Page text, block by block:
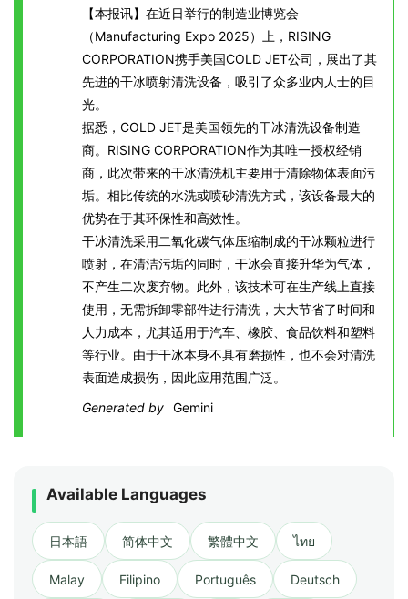
【本报讯】在近日举行的制造业博览会
（Manufacturing Expo 2025）上，RISING
CORPORATION携手美国COLD JET公司，展出了其
先进的干冰喷射清洗设备，吸引了众多业内人士的目
光。
据悉，COLD JET是美国领先的干冰清洗设备制造
商。RISING CORPORATION作为其唯一授权经销
商，此次带来的干冰清洗机主要用于清除物体表面污
垢。相比传统的水洗或喷砂清洗方式，该设备最大的
优势在于其环保性和高效性。
干冰清洗采用二氧化碳气体压缩制成的干冰颗粒进行
喷射，在清洁污垢的同时，干冰会直接升华为气体，
不产生二次废弃物。此外，该技术可在生产线上直接
使用，无需拆卸零部件进行清洗，大大节省了时间和
人力成本，尤其适用于汽车、橡胶、食品饮料和塑料
等行业。由于干冰本身不具有磨损性，也不会对清洗
表面造成损伤，因此应用范围广泛。
Generated by Gemini
Available Languages
日本語 简体中文 繁體中文 ไทย
Malay Filipino Português Deutsch